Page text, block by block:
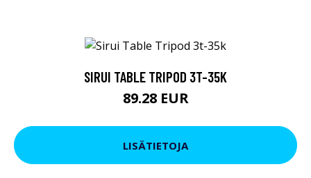
SIRUI TABLE TRIPOD 3T-35K
89.28 EUR
LISÄTIETOJA